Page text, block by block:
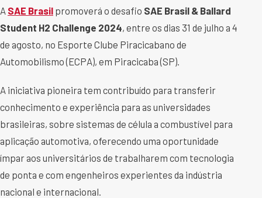
A SAE Brasil promoverá o desafio SAE Brasil & Ballard
Student H2 Challenge 2024, entre os dias 31 de julho a 4
de agosto, no Esporte Clube Piracicabano de
Automobilismo (ECPA), em Piracicaba (SP).
A iniciativa pioneira tem contribuído para transferir
conhecimento e experiência para as universidades
brasileiras, sobre sistemas de célula a combustível para
aplicação automotiva, oferecendo uma oportunidade
ímpar aos universitários de trabalharem com tecnologia
de ponta e com engenheiros experientes da indústria
nacional e internacional.